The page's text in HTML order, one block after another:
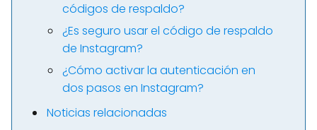
códigos de respaldo?
¿Es seguro usar el código de respaldo
de Instagram?
¿Cómo activar la autenticación en
dos pasos en Instagram?
Noticias relacionadas